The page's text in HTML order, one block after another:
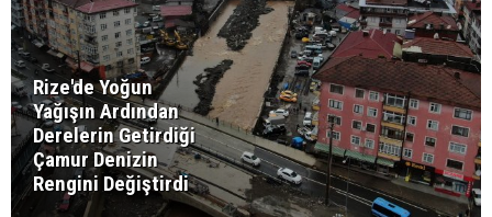
Rize'de Yoğun
Yağışın Ardından
Derelerin Getirdiği
Çamur Denizin
Rengini Değiştirdi